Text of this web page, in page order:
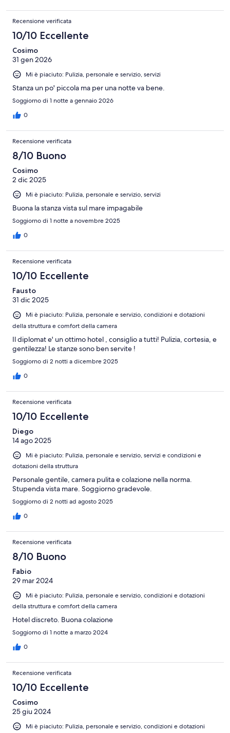
Recensione verificata
10/10 Eccellente
Cosimo
31 gen 2026
Mi è piaciuto: Pulizia, personale e servizio, servizi
Stanza un po' piccola ma per una notte va bene.
Soggiorno di 1 notte a gennaio 2026
0
Recensione verificata
8/10 Buono
Cosimo
2 dic 2025
Mi è piaciuto: Pulizia, personale e servizio, servizi
Buona la stanza vista sul mare impagabile
Soggiorno di 1 notte a novembre 2025
0
Recensione verificata
10/10 Eccellente
Fausto
31 dic 2025
Mi è piaciuto: Pulizia, personale e servizio, condizioni e dotazioni
della struttura e comfort della camera
Il diplomat e' un ottimo hotel , consiglio a tutti! Pulizia, cortesia, e
gentilezza! Le stanze sono ben servite !
Soggiorno di 2 notti a dicembre 2025
0
Recensione verificata
10/10 Eccellente
Diego
14 ago 2025
Mi è piaciuto: Pulizia, personale e servizio, servizi e condizioni e
dotazioni della struttura
Personale gentile, camera pulita e colazione nella norma.
Stupenda vista mare. Soggiorno gradevole.
Soggiorno di 2 notti ad agosto 2025
0
Recensione verificata
8/10 Buono
Fabio
29 mar 2024
Mi è piaciuto: Pulizia, personale e servizio, condizioni e dotazioni
della struttura e comfort della camera
Hotel discreto. Buona colazione
Soggiorno di 1 notte a marzo 2024
0
Recensione verificata
10/10 Eccellente
Cosimo
25 giu 2024
Mi è piaciuto: Pulizia, personale e servizio, condizioni e dotazioni